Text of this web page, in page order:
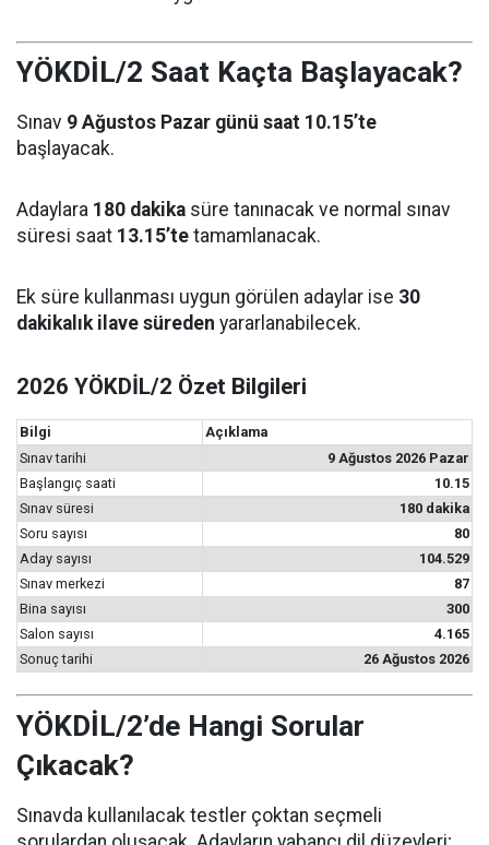
YÖKDİL/2 Saat Kaçta Başlayacak?
Sınav 9 Ağustos Pazar günü saat 10.15’te
başlayacak.
Adaylara 180 dakika süre tanınacak ve normal sınav
süresi saat 13.15’te tamamlanacak.
Ek süre kullanması uygun görülen adaylar ise 30
dakikalık ilave süreden yararlanabilecek.
2026 YÖKDİL/2 Özet Bilgileri
Bilgi
Açıklama
Sınav tarihi
9 Ağustos 2026 Pazar
Başlangıç saati
10.15
Sınav süresi
180 dakika
Soru sayısı
80
Aday sayısı
104.529
Sınav merkezi
87
Bina sayısı
300
Salon sayısı
4.165
Sonuç tarihi
26 Ağustos 2026
YÖKDİL/2’de Hangi Sorular
Çıkacak?
Sınavda kullanılacak testler çoktan seçmeli